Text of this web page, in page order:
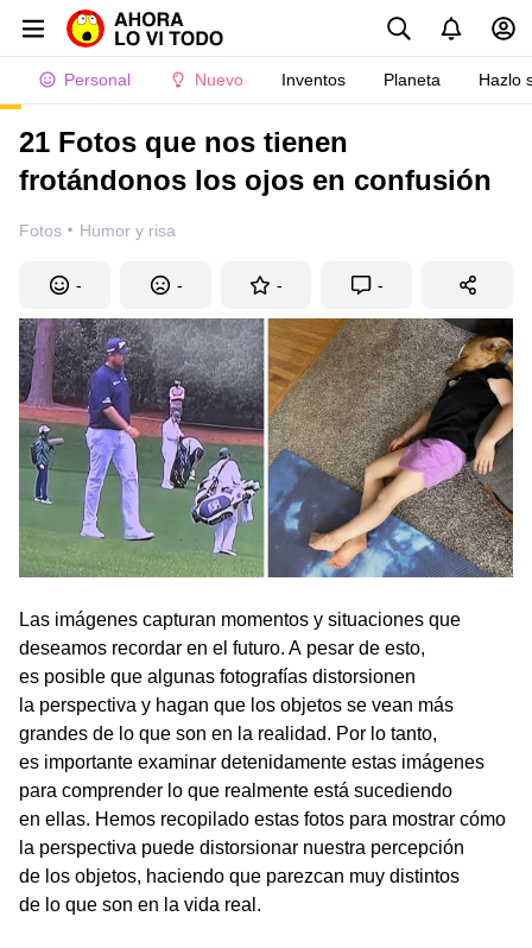
Personal Nuevo Inventos Planeta Hazlo
21 Fotos que nos tienen
frotándonos los ojos en confusión
Fotos · Humor y risa
- - - -
Las imágenes capturan momentos y situaciones que
deseamos recordar en el futuro. A pesar de esto,
es posible que algunas fotografías distorsionen
la perspectiva y hagan que los objetos se vean más
grandes de lo que son en la realidad. Por lo tanto,
es importante examinar detenidamente estas imágenes
para comprender lo que realmente está sucediendo
en ellas. Hemos recopilado estas fotos para mostrar cómo
la perspectiva puede distorsionar nuestra percepción
de los objetos, haciendo que parezcan muy distintos
de lo que son en la vida real.